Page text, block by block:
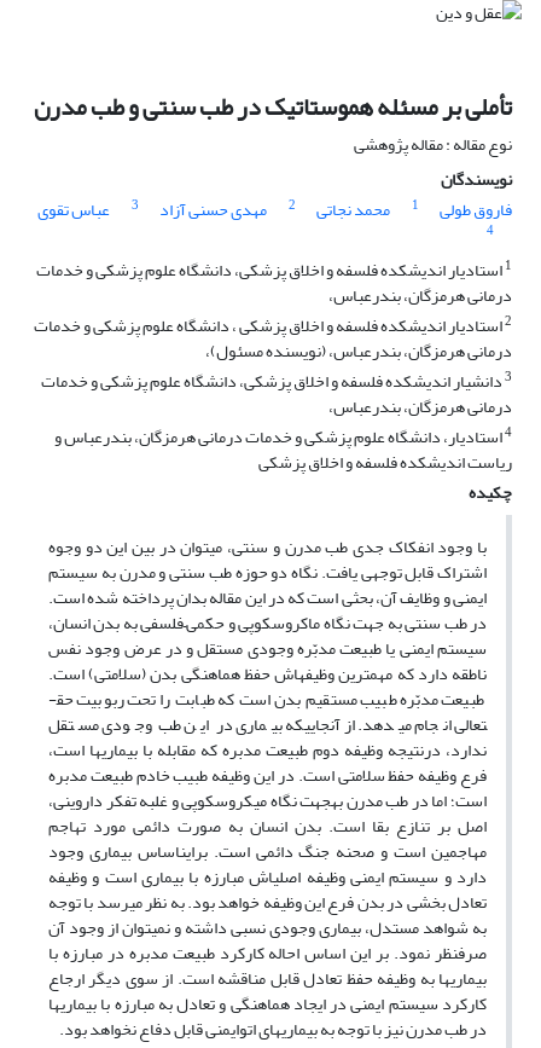
تأملی بر مسئله هموستاتیک در طب سنتی و طب مدرن
نوع مقاله : مقاله پژوهشی
نویسندگان
فاروق طولی
1 محمد نجاتی 2 مهدی حسنی آزاد 3 عباس تقوی
4
1استادیار اندیشکده فلسفه و اخلاق پزشکی، دانشگاه علوم پزشکی و خدمات
درمانی هرمزگان، بندرعباس،
2استادیار اندیشکده فلسفه و اخلاق پزشکی ، دانشگاه علوم پزشکی و خدمات
درمانی هرمزگان، بندرعباس، (نویسنده مسئول)،
3دانشیار اندیشکده فلسفه و اخلاق پزشکی، دانشگاه علوم پزشکی و خدمات
درمانی هرمزگان، بندرعباس،
4استادیار، دانشگاه علوم پزشکی و خدمات درمانی هرمزگان، بندرعباس و
ریاست اندیشکده فلسفه و اخلاق پزشکی
چکیده
با وجود انفکاک جدی طب مدرن و سنتی، می­توان در بین این دو وجوه
اشتراک قابل توجهی یافت. نگاه دو حوزه طب سنتی و مدرن به سیستم
ایمنی و وظایف آن، بحثی است که در این مقاله بدان پرداخته شده است.
در طب سنتی به جهت نگاه ماکروسکوپی و حکمی–فلسفی به بدن انسان،
سیستم ایمنی یا طبیعت مدبّره وجودی مستقل و در عرض وجود نفس
ناطقه دارد که مهمترین وظیفه­اش حفظ هماهنگی بدن (سلامتی) است.
طبیعت مدبّره طبیب مستقیم بدن است که طبابت را تحت ربوبیت حق­
تعالی انجام می­دهد. از­آنجایی­که بیماری در این طب وجودی مستقل
ندارد، درنتیجه وظیفه دوم طبیعت مدبره که مقابله با بیماری­ها است،
فرع وظیفه حفظ سلامتی است. در این وظیفه طبیب خادم طبیعت مدبره
است؛ اما در طب مدرن به­جهت نگاه میکروسکوپی و غلبه تفکر داروینی،
اصل بر تنازع بقا است. بدن انسان به صورت دائمی مورد تهاجم
مهاجمین است و صحنه جنگ دائمی است. بر­این­اساس بیماری وجود
دارد و سیستم ایمنی وظیفه اصلی­اش مبارزه با بیماری است و وظیفه
تعادل بخشی در بدن فرع این وظیفه خواهد بود. به نظر می­رسد با توجه
به شواهد مستدل، بیماری وجودی نسبی داشته و نمی­توان از وجود آن
صرف­نظر نمود. بر این اساس احاله کارکرد طبیعت مدبره در مبارزه با
بیماری­ها به وظیفه حفظ تعادل قابل مناقشه است. از سوی دیگر ارجاع
کارکرد سیستم ایمنی در ایجاد هماهنگی و تعادل به مبارزه با بیماری­ها
در طب مدرن نیز با توجه به بیماری­های اتوایمنی قابل دفاع نخواهد بود.